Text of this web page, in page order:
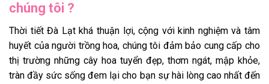
chúng tôi ?
Thời tiết Đà Lạt khá thuận lợi, cộng với kinh nghiệm và tâm
huyết của người trồng hoa, chúng tôi đảm bảo cung cấp cho
thị trường những cây hoa tuyển đẹp, thơm ngát, mập khỏe,
tràn đầy sức sống đem lại cho bạn sự hài lòng cao nhất đến